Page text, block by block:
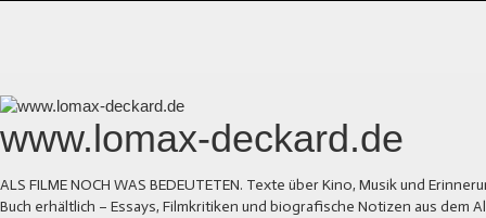
www.lomax-deckard.de
ALS FILME NOCH WAS BEDEUTETEN. Texte über Kino, Musik und
Buch erhältlich – Essays, Filmkritiken und biografische Notizen aus dem